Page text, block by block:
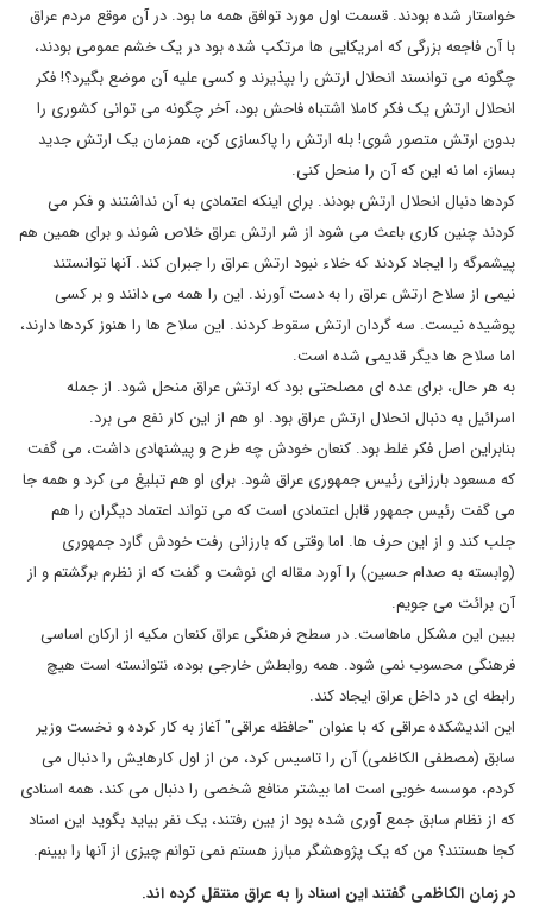
خواستار شده بودند. قسمت اول مورد توافق همه ما بود. در آن موقع مردم عراق
با آن فاجعه بزرگی که امریکایی ها مرتکب شده بود در یک خشم عمومی بودند،
چگونه می توانسند انحلال ارتش را بپذیرند و کسی علیه آن موضع بگیرد؟! فکر
انحلال ارتش یک فکر کاملا اشتباه فاحش بود، آخر چگونه می توانی کشوری را
بدون ارتش متصور شوی! بله ارتش را پاکسازی کن، همزمان یک ارتش جدید
بساز، اما نه این که آن را منحل کنی.
کردها دنبال انحلال ارتش بودند. برای اینکه اعتمادی به آن نداشتند و فکر می
کردند چنین کاری باعث می شود از شر ارتش عراق خلاص شوند و برای همین هم
پیشمرگه را ایجاد کردند که خلاء نبود ارتش عراق را جبران کند. آنها توانستند
نیمی از سلاح ارتش عراق را به دست آورند. این را همه می دانند و بر کسی
پوشیده نیست. سه گردان ارتش سقوط کردند. این سلاح ها را هنوز کردها دارند،
اما سلاح ها دیگر قدیمی شده است.
به هر حال، برای عده ای مصلحتی بود که ارتش عراق منحل شود. از جمله
اسرائیل به دنبال انحلال ارتش عراق بود. او هم از این کار نفع می برد.
بنابراین اصل فکر غلط بود. کنعان خودش چه طرح و پیشنهادی داشت، می گفت
که مسعود بارزانی رئیس جمهوری عراق شود. برای او هم تبلیغ می کرد و همه جا
می گفت رئیس جمهور قابل اعتمادی است که می تواند اعتماد دیگران را هم
جلب کند و از این حرف ها. اما وقتی که بارزانی رفت خودش گارد جمهوری
(وابسته به صدام حسین) را آورد مقاله ای نوشت و گفت که از نظرم برگشتم و از
آن برائت می جویم.
ببین این مشکل ماهاست. در سطح فرهنگی عراق کنعان مکیه از ارکان اساسی
فرهنگی محسوب نمی شود. همه روابطش خارجی بوده، نتوانسته است هیچ
رابطه ای در داخل عراق ایجاد کند.
این اندیشکده عراقی که با عنوان "حافظه عراقی" آغاز به کار کرده و نخست وزیر
سابق (مصطفی الکاظمی) آن را تاسیس کرد، من از اول کارهایش را دنبال می
کردم، موسسه خوبی است اما بیشتر منافع شخصی را دنبال می کند، همه اسنادی
که از نظام سابق جمع آوری شده بود از بین رفتند، یک نفر بیاید بگوید این اسناد
کجا هستند؟ من که یک پژوهشگر مبارز هستم نمی توانم چیزی از آنها را ببینم.
در زمان الکاظمی گفتند این اسناد را به عراق منتقل کرده اند.